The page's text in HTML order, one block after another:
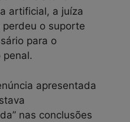
artificial, a juíza
perdeu o suporte
para o
penal.
apresentada
nas conclusões